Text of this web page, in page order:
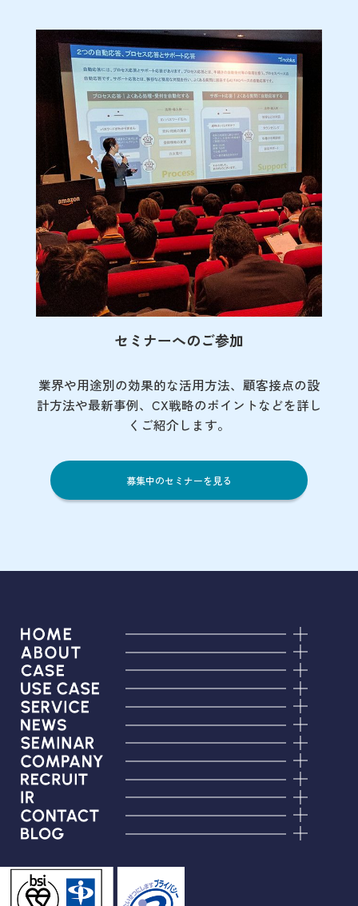
セミナーへのご参加
業界や用途別の効果的な活用方法、顧客接点の設
計方法や最新事例、CX戦略のポイントなどを詳し
くご紹介します。
募集中のセミナーを見る